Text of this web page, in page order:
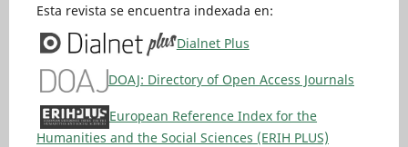
Esta revista se encuentra indexada en:
Dialnet Plus
DOAJ: Directory of Open Access Journals
European Reference Index for the
Humanities and the Social Sciences (ERIH PLUS)